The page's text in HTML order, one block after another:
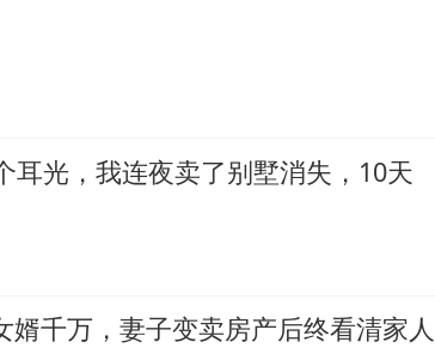
耳光，我连夜卖了别墅消失，10天
婿千万，妻子变卖房产后终看清家人